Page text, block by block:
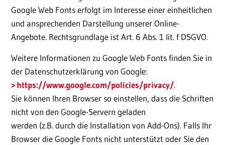
Google Web Fonts erfolgt im Interesse einer einheitlichen
und ansprechenden Darstellung unserer Online-
Angebote. Rechtsgrundlage ist Art. 6 Abs. 1 lit. f DSGVO.
Weitere Informationen zu Google Web Fonts finden Sie in
der Datenschutzerklärung von Google:
https://www.google.com/policies/privacy/.
Sie können Ihren Browser so einstellen, dass die Schriften
nicht von den Google-Servern geladen
werden (z.B. durch die Installation von Add-Ons). Falls Ihr
Browser die Google Fonts nicht unterstützt oder Sie den